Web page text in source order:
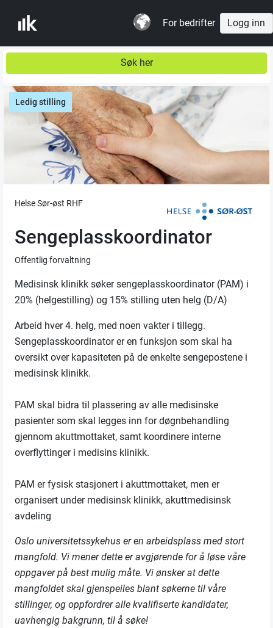
For bedrifter Logg inn
Søk her
Ledig stilling
Helse Sør-øst RHF
Sengeplasskoordinator
Offentlig forvaltning
Medisinsk klinikk søker sengeplasskoordinator (PAM) i
20% (helgestilling) og 15% stilling uten helg (D/A)
Arbeid hver 4. helg, med noen vakter i tillegg.
Sengeplasskoordinator er en funksjon som skal ha
oversikt over kapasiteten på de enkelte sengepostene i
medisinsk klinikk.
PAM skal bidra til plassering av alle medisinske
pasienter som skal legges inn for døgnbehandling
gjennom akuttmottaket, samt koordinere interne
overflyttinger i medisins klinikk.
PAM er fysisk stasjonert i akuttmottaket, men er
organisert under medisinsk klinikk, akuttmedisinsk
avdeling
Oslo universitetssykehus er en arbeidsplass med stort
mangfold. Vi mener dette er avgjørende for å løse våre
oppgaver på best mulig måte. Vi ønsker at dette
mangfoldet skal gjenspeiles blant søkerne til våre
stillinger, og oppfordrer alle kvalifiserte kandidater,
uavhengig bakgrunn, til å søke!